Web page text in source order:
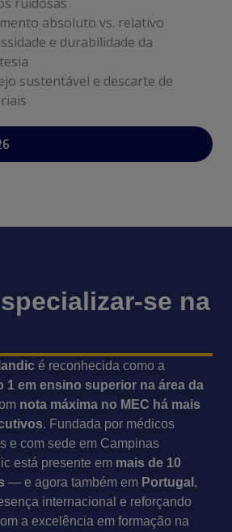
absoluto vs. relativo
e durabilidade da
sustentável e descarte de
se na
é reconhecida como a
1 em ensino superior na área da
nota máxima no MEC há mais
. Fundada por médicos
e com sede em Campinas
está presente em mais de 10
— e agora também em Portugal ,
internacional e reforçando
a excelência em formação na